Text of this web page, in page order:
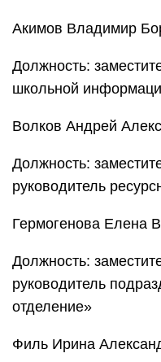
Акимов Владимир
Должность:
школьной
Волков Андрей
Должность:
руководитель
Гермогенова Елена
Должность:
руководитель
отделение»
Филь Ирина